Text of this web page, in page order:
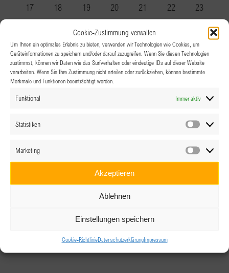
Cookie-Zustimmung verwalten
Um Ihnen ein optimales Erlebnis zu bieten, verwenden wir Technologien wie Cookies, um
Geräteinformationen zu speichern und/oder darauf zuzugreifen. Wenn Sie diesen Technologien
zustimmst, können wir Daten wie das Surfverhalten oder eindeutige IDs auf dieser Website
verarbeiten. Wenn Sie Ihre Zustimmung nicht erteilen oder zurückziehen, können bestimmte
Merkmale und Funktionen beeinträchtigt werden.
Funktional Immer aktiv
Statistiken
Marketing
Akzeptieren
Ablehnen
Einstellungen speichern
Cookie-RichtlinieDatenschutzerklärungImpressum
0
Veranstaltungen
17
0
Veranstaltungen
18
0
Veranstaltungen
19
0
Veranstaltungen
20
0
Veranstaltungen
21
0
Veranstaltungen
22
0
23
VeranstaltungenVeranstaltungVeranstaltungenVeranstaltungenVeranstaltungenVeranstaltungen
0
Veranstaltungen
31
0
Veranstaltungen
1
0
Veranstaltungen
2
1
Veranstaltung
3
0
Veranstaltungen
4
0
Veranstaltungen
5
06
Hinweis
Es gibt keine Veranstaltungen an diesem Tag.